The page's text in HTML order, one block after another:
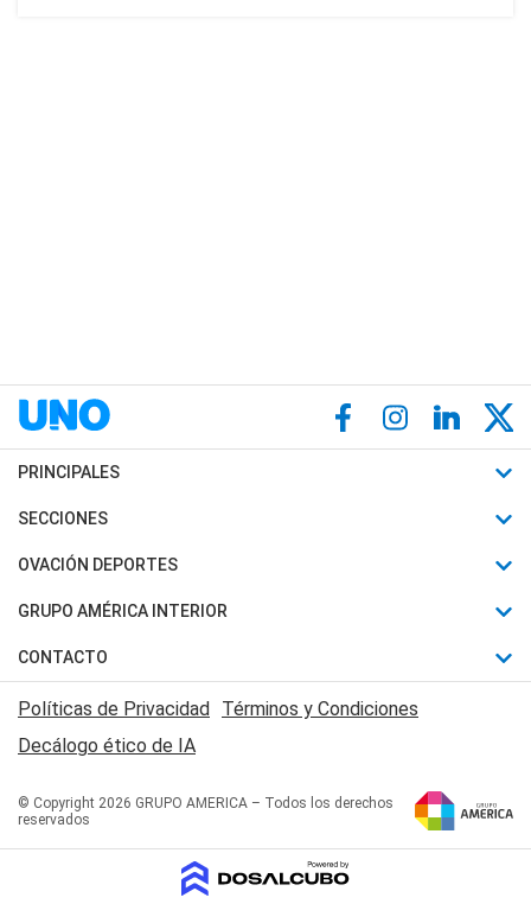
PRINCIPALES
Últimas Noticias
Política
Judiciales
Economia
SECCIONES
Horóscopo
Motores
Trucos caseros
Series y Películas
Edictos y Solicitadas
OVACIÓN DEPORTES
Fútbol
Mundial
Automovilismo
Rugby
Básquet
GRUPO AMÉRICA INTERIOR
Canal 7 en Vivo
San Juan 8
CONTACTO
Acerca de Nosotros
Contactanos
Políticas de Privacidad
Términos y Condiciones
Decálogo ético de IA
© Copyright 2026 GRUPO AMERICA – Todos los derechos
reservados